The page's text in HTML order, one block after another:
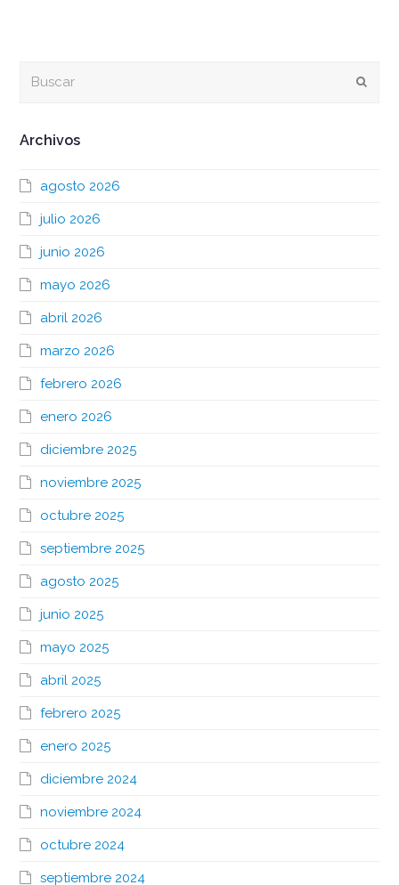
Archivos
agosto 2026
julio 2026
junio 2026
mayo 2026
abril 2026
marzo 2026
febrero 2026
enero 2026
diciembre 2025
noviembre 2025
octubre 2025
septiembre 2025
agosto 2025
junio 2025
mayo 2025
abril 2025
febrero 2025
enero 2025
diciembre 2024
noviembre 2024
octubre 2024
septiembre 2024